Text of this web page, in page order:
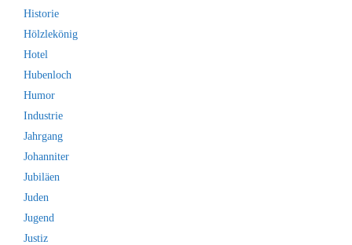
Historie
Hölzlekönig
Hotel
Hubenloch
Humor
Industrie
Jahrgang
Johanniter
Jubiläen
Juden
Jugend
Justiz